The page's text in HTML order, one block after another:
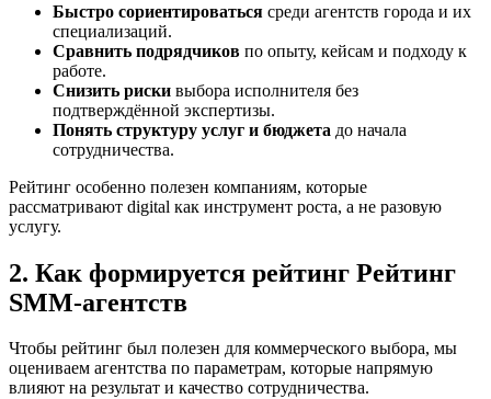
Быстро сориентироваться среди агентств города и их
специализаций.
Сравнить подрядчиков по опыту, кейсам и подходу к
работе.
Снизить риски выбора исполнителя без
подтверждённой экспертизы.
Понять структуру услуг и бюджета до начала
сотрудничества.
Рейтинг особенно полезен компаниям, которые
рассматривают digital как инструмент роста, а не разовую
услугу.
2. Как формируется рейтинг Рейтинг
SMM‑агентств
Чтобы рейтинг был полезен для коммерческого выбора, мы
оцениваем агентства по параметрам, которые напрямую
влияют на результат и качество сотрудничества.